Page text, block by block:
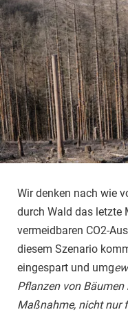
Wir denken nach wie
durch Wald das letzte
vermeidbaren CO2-
diesem Szenario
eingespart und umg
Pflanzen von Bäumen
Maßnahme, nicht nur